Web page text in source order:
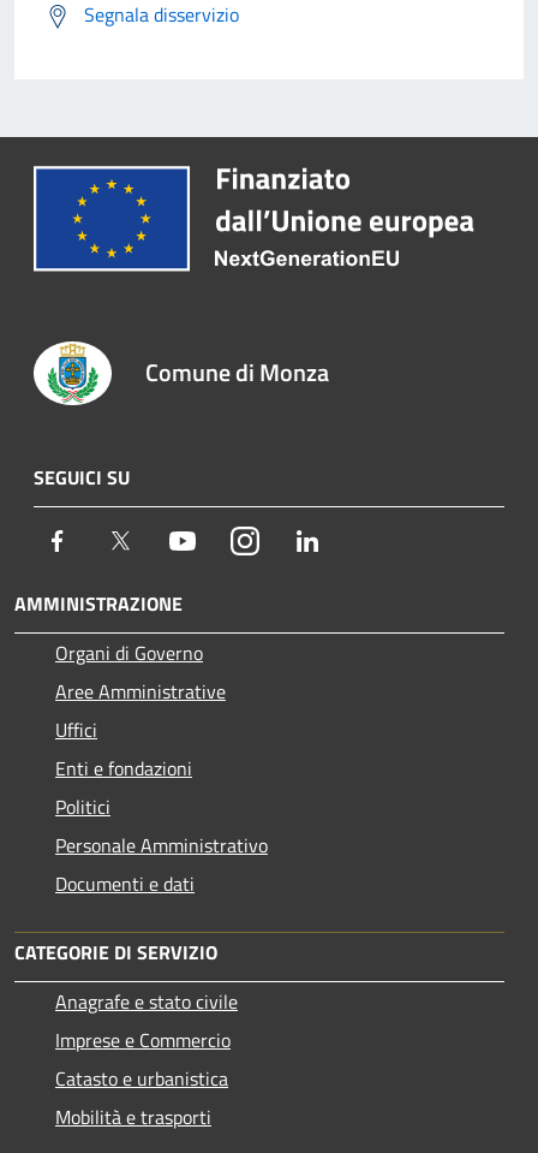
Segnala disservizio
Comune di Monza
SEGUICI SU
Facebook Twitter YoutubeInstagram
AMMINISTRAZIONE
Organi di Governo
Aree Amministrative
Uffici
Enti e fondazioni
Politici
Personale Amministrativo
Documenti e dati
CATEGORIE DI SERVIZIO
Anagrafe e stato civile
Imprese e Commercio
Catasto e urbanistica
Mobilità e trasporti